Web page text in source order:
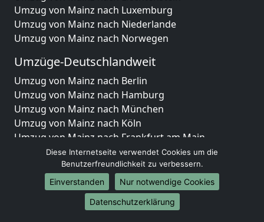
Umzug von Mainz nach Luxemburg
Umzug von Mainz nach Niederlande
Umzug von Mainz nach Norwegen
Umzüge-Deutschlandweit
Umzug von Mainz nach Berlin
Umzug von Mainz nach Hamburg
Umzug von Mainz nach München
Umzug von Mainz nach Köln
Umzug von Mainz nach Frankfurt am Main
Umzug von Mainz nach Stuttgart
Umzug von Mainz nach Düsseldorf
Umzug von Mainz nach Leipzig
Umzug von Mainz nach Dortmund
Umzug von Mainz nach Essen
Diese Internetseite verwendet Cookies um die
Benutzerfreundlichkeit zu verbessern.
Einverstanden
Nur notwendige Cookies
Datenschutzerklärung